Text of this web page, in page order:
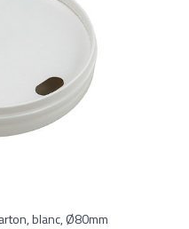
blanc, Ø80mm